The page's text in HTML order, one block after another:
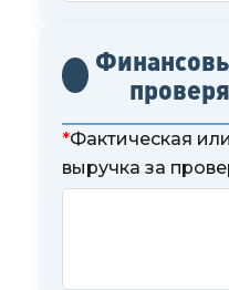
*Фактическая
выручка за